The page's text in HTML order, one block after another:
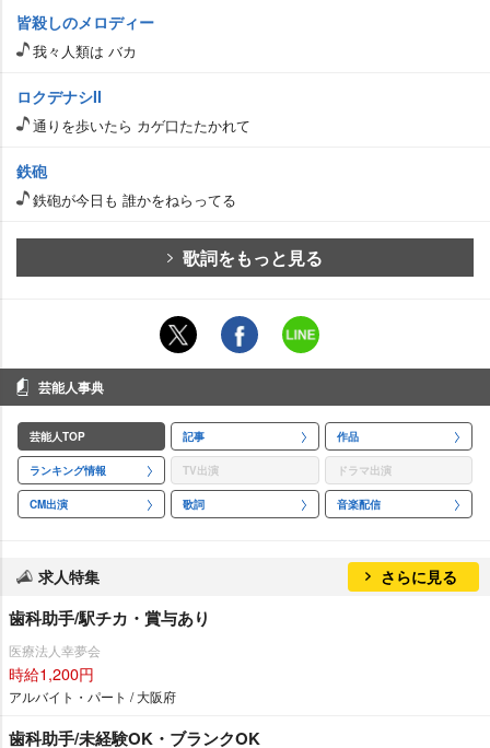
皆殺しのメロディー
我々人類は バカ
ロクデナシII
通りを歩いたら カゲ口たたかれて
鉄砲
鉄砲が今日も 誰かをねらってる
歌詞をもっと見る
芸能人事典
芸能人TOP 記事 作品
ランキング情報 TV出演 ドラマ出演
CM出演 歌詞 音楽配信
求人特集 さらに見る
歯科助手/駅チカ・賞与あり
医療法人幸夢会
時給1,200円
アルバイト・パート / 大阪府
歯科助手/未経験OK・ブランクOK